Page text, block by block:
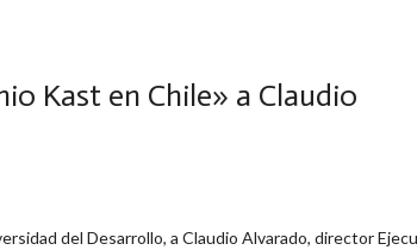
Kast en Chile» a Claudio
del Desarrollo, a Claudio Alvarado, director